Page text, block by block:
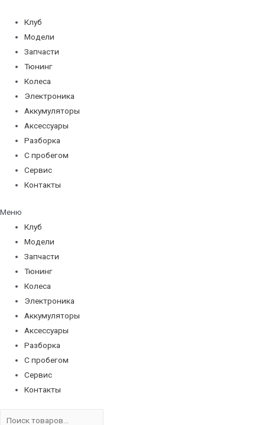
содержимому
Клуб
Модели
Запчасти
Тюнинг
Колеса
Электроника
Аккумуляторы
Аксессуары
Разборка
С пробегом
Сервис
Контакты
Меню
Клуб
Модели
Запчасти
Тюнинг
Колеса
Электроника
Аккумуляторы
Аксессуары
Разборка
С пробегом
Сервис
Контакты